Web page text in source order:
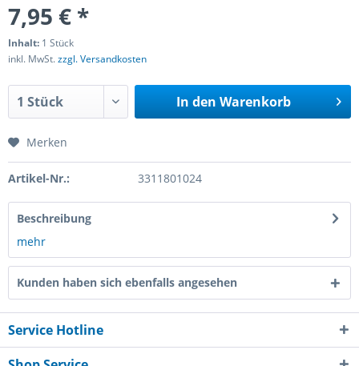
7,95 € *
Inhalt: 1 Stück
inkl. MwSt.zzgl. Versandkosten
In den Warenkorb
Merken
Artikel-Nr.: 3311801024
Beschreibung
mehr
Kunden haben sich ebenfalls angesehen
Service Hotline